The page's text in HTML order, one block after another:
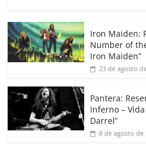
c
e
b
o
o
k
itt
er
at
s
A
p
e
Iron Maiden:
Number of
Iron Maiden”
23 de agosto
Pantera:
Inferno –
Darrel”
8 de agosto de